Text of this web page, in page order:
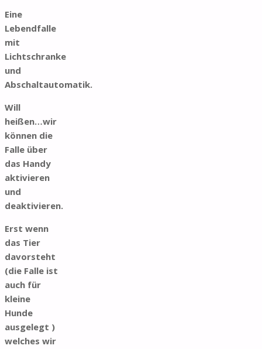
Eine
Lebendfalle
mit
Lichtschranke
und
Abschaltautomatik.
Will
heißen…wir
können die
Falle über
das Handy
aktivieren
und
deaktivieren.
Erst wenn
das Tier
davorsteht
(die Falle ist
auch für
kleine
Hunde
ausgelegt )
welches wir